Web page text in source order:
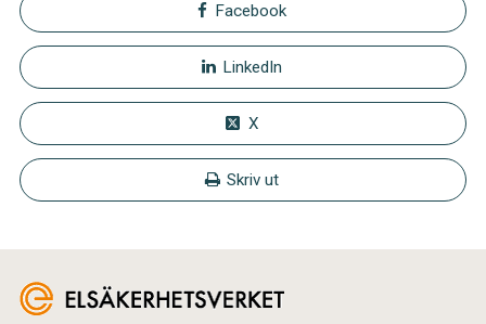
Facebook
LinkedIn
X
Skriv ut